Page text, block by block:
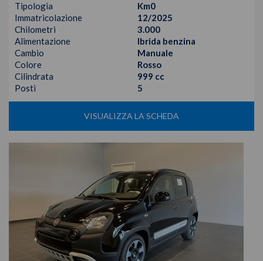
Tipologia
Km0
Immatricolazione
12/2025
Chilometri
3.000
Alimentazione
Ibrida benzina
Cambio
Manuale
Colore
Rosso
Cilindrata
999 cc
Posti
5
VISUALIZZA LA SCHEDA